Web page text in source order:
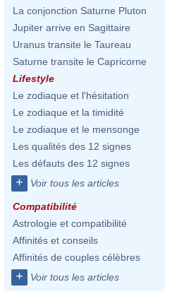
La conjonction Saturne Pluton
Jupiter arrive en Sagittaire
Uranus transite le Taureau
Saturne transite le Capricorne
Lifestyle
Le zodiaque et l'hésitation
Le zodiaque et la timidité
Le zodiaque et le mensonge
Les qualités des 12 signes
Les défauts des 12 signes
+ Voir tous les articles
Compatibilité
Astrologie et compatibilité
Affinités et conseils
Affinités de couples célèbres
+ Voir tous les articles